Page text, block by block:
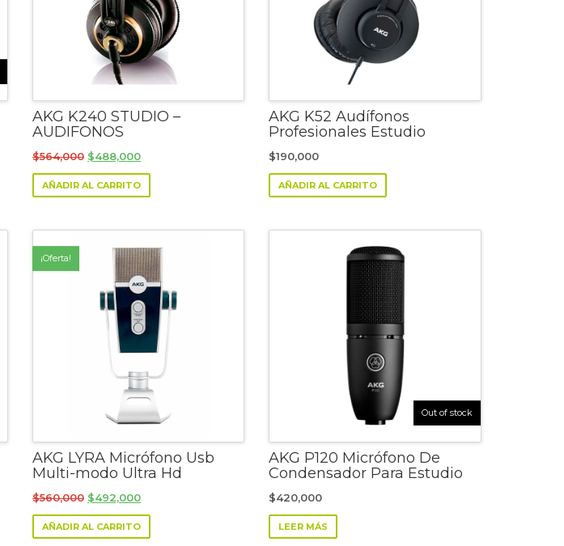
AKG K240 STUDIO –
AUDIFONOS
$564,000 Original
price
was:
$488,000Current
price
is:
AÑADIR AL CARRITO
AKG K52 Audífonos
Profesionales Estudio
$190,000
AÑADIR AL CARRITO
¡Oferta!
AKG LYRA Micrófono Usb
Multi-modo Ultra Hd
$560,000 Original
price
was:
$492,000Current
price
is:
AÑADIR AL CARRITO
Out of stock
AKG P120 Micrófono De
Condensador Para Estudio
$420,000
LEER MÁS